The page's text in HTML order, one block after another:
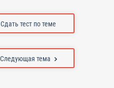
Сдать тест по теме
Следующая тема